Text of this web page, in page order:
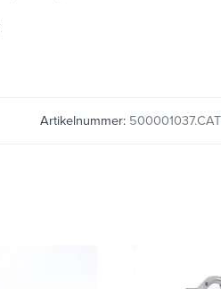
Artikelnummer: